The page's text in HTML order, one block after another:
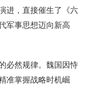
进，直接催生了《六
军事思想迈向新高
必然规律。魏国因恃
准掌握战略时机崛